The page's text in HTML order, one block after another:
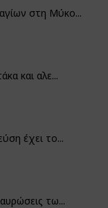
στη Μύκο...
και αλε...
έχει το...
τω...